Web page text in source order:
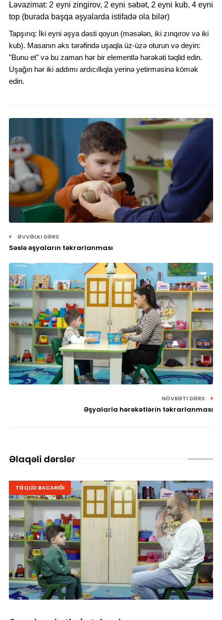
Ləvazimat: 2 eyni zingirov, 2 eyni səbət, 2 eyni kub, 4 eyni
top (burada başqa əşyalarda istifadə ola bilər)
Tapşırıq:
İki eyni əşya dəsti qoyun (məsələn, iki zınqırov və iki
kub). Masanın əks tərəfində uşaqla üz-üzə oturun və deyin:
"Bunu et" və bu zaman hər bir elementlə hərəkəti təqlid edin.
Uşağın hər iki addımı ardıcıllıqla yerinə yetirməsinə kömək
edin.
ƏVVƏLKI DƏRS
Səslə əşyaların təkrarlanması
NÖVBƏTI DƏRS
Əşyalarla hərəkətlərin təkrarlanması
Əlaqəli dərslər
TƏQLİD BACARIĞI